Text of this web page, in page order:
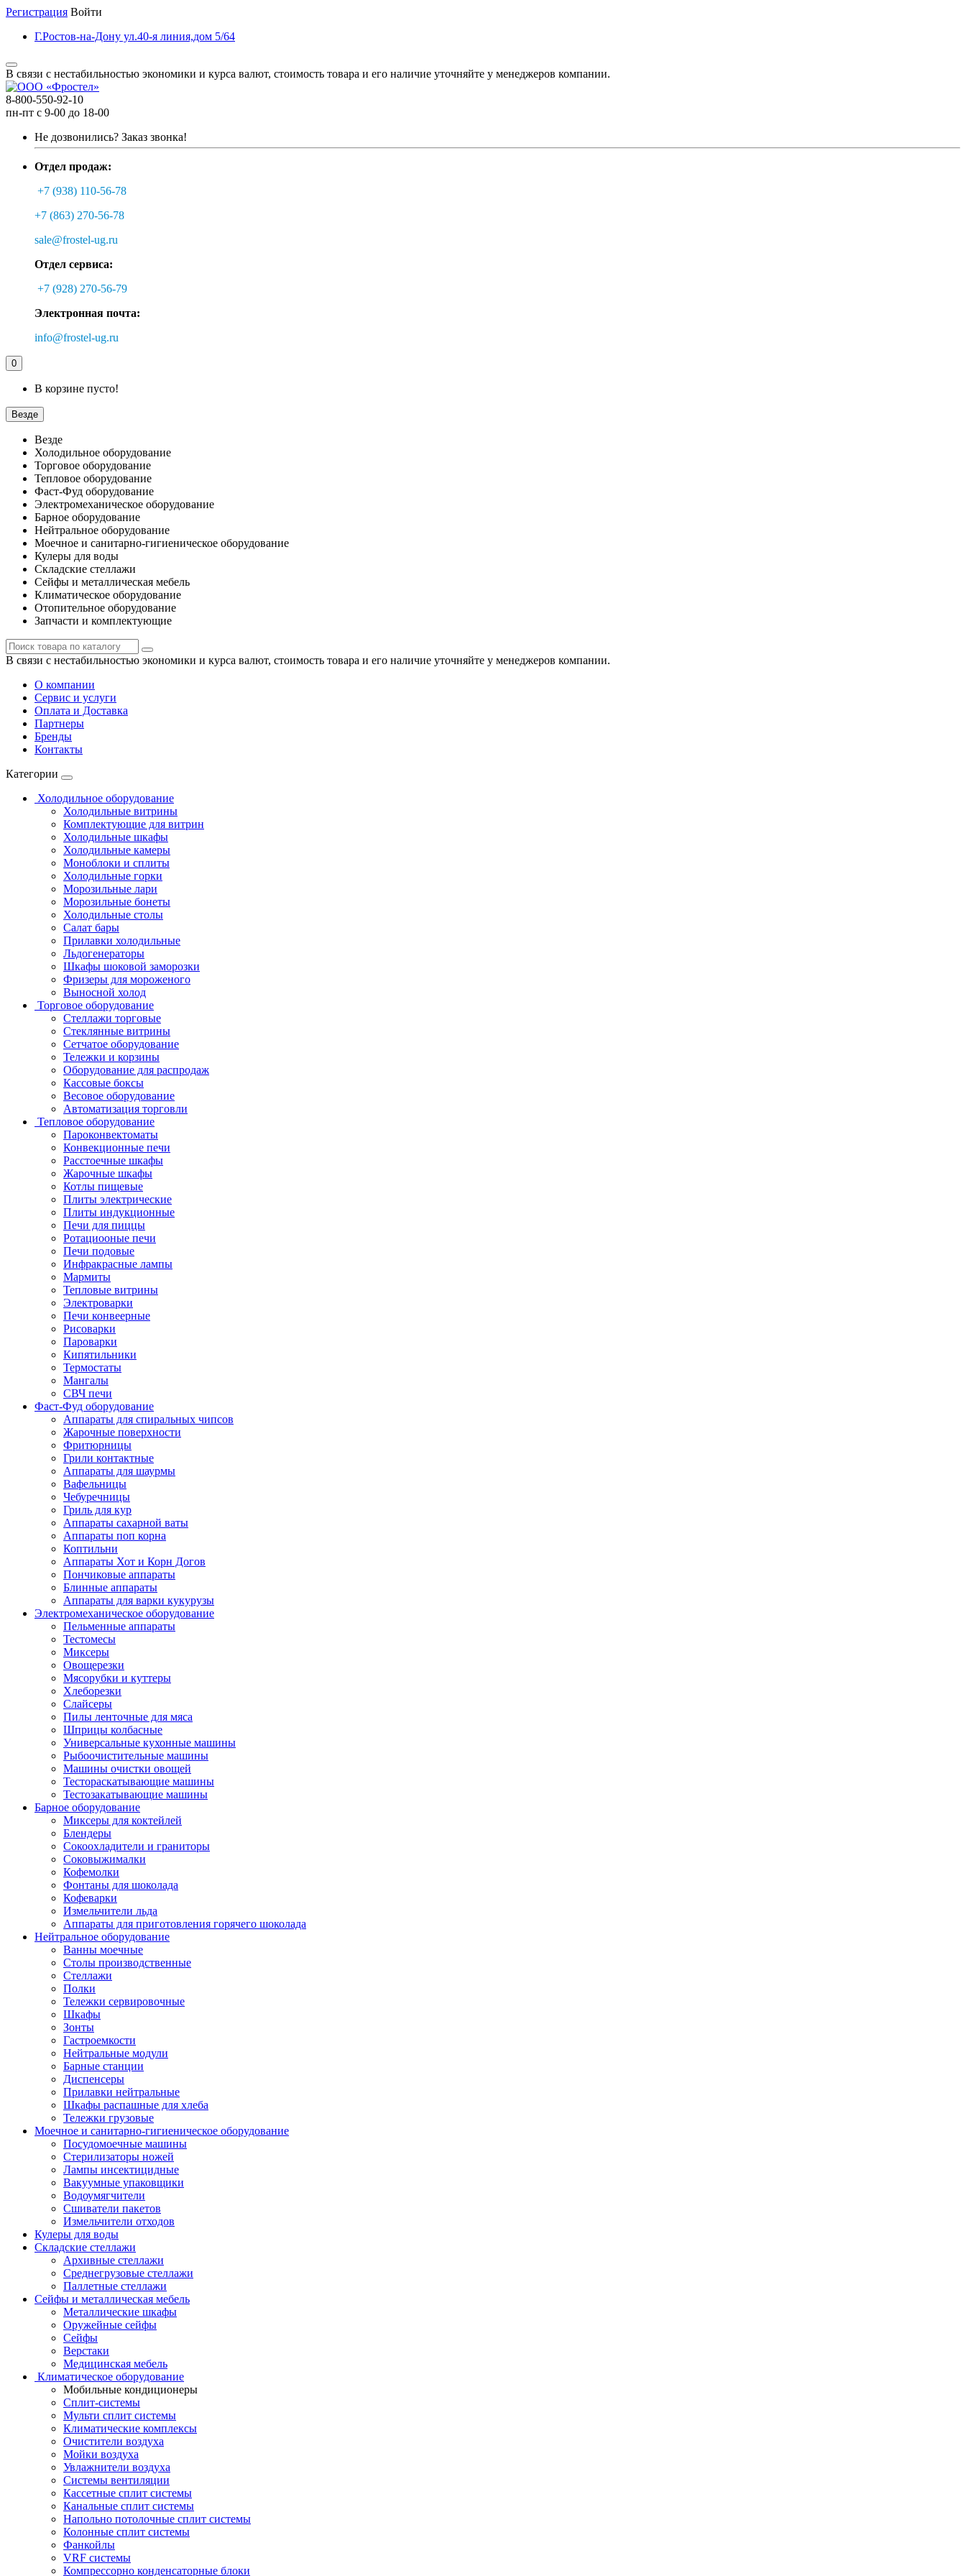
Регистрация Войти
Г.Ростов-на-Дону ул.40-я линия,дом 5/64
В связи с нестабильностью экономики и курса валют, стоимость товара и его наличие уточняйте у менеджеров компании.
8-800-550-92-10
пн-пт с 9-00 до 18-00
Не дозвонились? Заказ звонка!
Отдел продаж:
+7 (938) 110-56-78
+7 (863) 270-56-78
sale@frostel-ug.ru
Отдел сервиса:
+7 (928) 270-56-79
Электронная почта:
info@frostel-ug.ru
0
В корзине пусто!
Везде
Везде
Холодильное оборудование
Торговое оборудование
Тепловое оборудование
Фаст-Фуд оборудование
Электромеханическое оборудование
Барное оборудование
Нейтральное оборудование
Моечное и санитарно-гигиеническое оборудование
Кулеры для воды
Складские стеллажи
Сейфы и металлическая мебель
Климатическое оборудование
Отопительное оборудование
Запчасти и комплектующие
В связи с нестабильностью экономики и курса валют, стоимость товара и его наличие уточняйте у менеджеров компании.
О компании
Сервис и услуги
Оплата и Доставка
Партнеры
Бренды
Контакты
Категории
Холодильное оборудование
Холодильные витрины
Комплектующие для витрин
Холодильные шкафы
Холодильные камеры
Моноблоки и сплиты
Холодильные горки
Морозильные лари
Морозильные бонеты
Холодильные столы
Салат бары
Прилавки холодильные
Льдогенераторы
Шкафы шоковой заморозки
Фризеры для мороженого
Выносной холод
Торговое оборудование
Стеллажи торговые
Стеклянные витрины
Сетчатое оборудование
Тележки и корзины
Оборудование для распродаж
Кассовые боксы
Весовое оборудование
Автоматизация торговли
Тепловое оборудование
Пароконвектоматы
Конвекционные печи
Расстоечные шкафы
Жарочные шкафы
Котлы пищевые
Плиты электрические
Плиты индукционные
Печи для пиццы
Ротациооные печи
Печи подовые
Инфракрасные лампы
Мармиты
Тепловые витрины
Электроварки
Печи конвеерные
Рисоварки
Пароварки
Кипятильники
Термостаты
Мангалы
СВЧ печи
Фаст-Фуд оборудование
Аппараты для спиральных чипсов
Жарочные поверхности
Фритюрницы
Грили контактные
Аппараты для шаурмы
Вафельницы
Чебуречницы
Гриль для кур
Аппараты сахарной ваты
Аппараты поп корна
Коптильни
Аппараты Хот и Корн Догов
Пончиковые аппараты
Блинные аппараты
Аппараты для варки кукурузы
Электромеханическое оборудование
Пельменные аппараты
Тестомесы
Миксеры
Овощерезки
Мясорубки и куттеры
Хлеборезки
Слайсеры
Пилы ленточные для мяса
Шприцы колбасные
Универсальные кухонные машины
Рыбоочистительные машины
Машины очистки овощей
Тестораскатывающие машины
Тестозакатывающие машины
Барное оборудование
Миксеры для коктейлей
Блендеры
Сокоохладители и граниторы
Соковыжималки
Кофемолки
Фонтаны для шоколада
Кофеварки
Измельчители льда
Аппараты для приготовления горячего шоколада
Нейтральное оборудование
Ванны моечные
Столы производственные
Стеллажи
Полки
Тележки сервировочные
Шкафы
Зонты
Гастроемкости
Нейтральные модули
Барные станции
Диспенсеры
Прилавки нейтральные
Шкафы распашные для хлеба
Тележки грузовые
Моечное и санитарно-гигиеническое оборудование
Посудомоечные машины
Стерилизаторы ножей
Лампы инсектицидные
Вакуумные упаковщики
Водоумягчители
Сшиватели пакетов
Измельчители отходов
Кулеры для воды
Складские стеллажи
Архивные стеллажи
Среднегрузовые стеллажи
Паллетные стеллажи
Сейфы и металлическая мебель
Металлические шкафы
Оружейные сейфы
Сейфы
Верстаки
Медицинская мебель
Климатическое оборудование
Мобильные кондиционеры
Сплит-системы
Мульти сплит системы
Климатические комплексы
Очистители воздуха
Мойки воздуха
Увлажнители воздуха
Системы вентиляции
Кассетные сплит системы
Канальные сплит системы
Напольно потолочные сплит системы
Колонные сплит системы
Фанкойлы
VRF системы
Компрессорно конденсаторные блоки